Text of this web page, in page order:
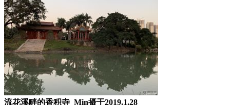
流花溪畔的香积寺 Min摄于2019.1.28